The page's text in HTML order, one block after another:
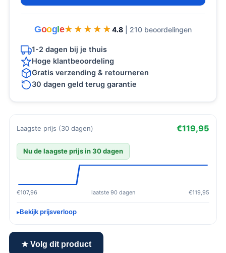
Goog e★★★★★
★★★★★ 4.8 | 210 beoordelingen
1-2 dagen bij je thuis
Hoge klantbeoordeling
Gratis verzending & retourneren
30 dagen geld terug garantie
Laagste prijs (30 dagen) €119,95
Nu de laagste prijs in 30 dagen
€107,96 laatste 90 dagen €119,95
Bekijk prijsverloop
★ Volg dit product